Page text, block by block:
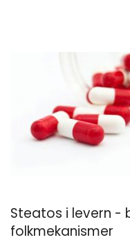
Steatos i levern -
folkmekanismer